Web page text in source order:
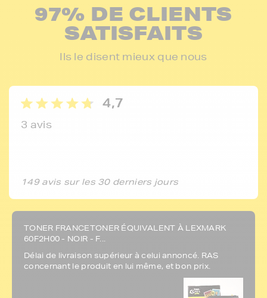
97% DE CLIENTS
SATISFAITS
Ils le disent mieux que nous
4,7
3 avis
149 avis sur les 30 derniers jours
TONER FRANCETONER ÉQUIVALENT À LEXMARK
60F2H00 - NOIR - F...
Délai de livraison supérieur à celui annoncé. RAS
concernant le produit en lui même, et bon prix.
5€ offerts sur votre 1ère
commande !